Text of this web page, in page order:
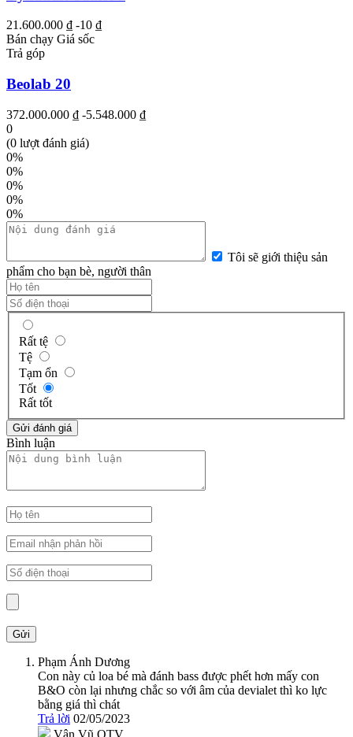
21.600.000 ₫ -10 ₫
Bán chạy Giá sốc
Trả góp
Beolab 20
372.000.000 ₫ -5.548.000 ₫
0
(0 lượt đánh giá)
0%
0%
0%
0%
0%
Tôi sẽ giới thiệu sản
phẩm cho bạn bè, người thân
Rất tệ
Tệ
Tạm ổn
Tốt
Rất tốt
Bình luận
Phạm Ánh Dương
Con này củ loa bé mà đánh bass được phết hơn mấy con
B&O còn lại nhưng chắc so với âm của devialet thì ko lực
bằng giá thì chát
Trả lời 02/05/2023